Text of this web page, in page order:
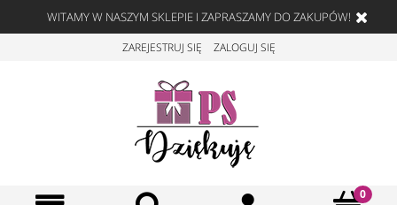
WITAMY W NASZYM SKLEPIE I ZAPRASZAMY DO ZAKUPÓW!
ZAREJESTRUJ SIĘ ZALOGUJ SIĘ